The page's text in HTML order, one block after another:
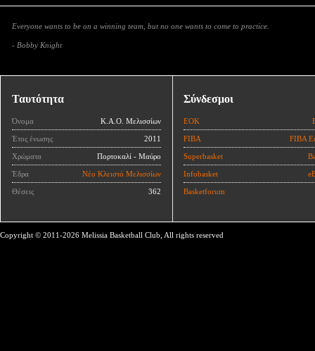
Everyone wants to be on a winning team, but no one wants to come to practice.
- Bobby Knight
Ταυτότητα
Όνομα Κ.Α.Ο. Μελισσίων
Έτος ένωσης 2011
Χρώματα Πορτοκαλί - Μαύρο
Έδρα Νέο Κλειστό Μελισσίων
Θέσεις 362
Σύνδεσμοι
ΕΟΚ
FIBA FIBA
Superbasket
Infobasket
Basketforum
Copyright © 2011-2026 Melissia Basketball Club, All rights reserved